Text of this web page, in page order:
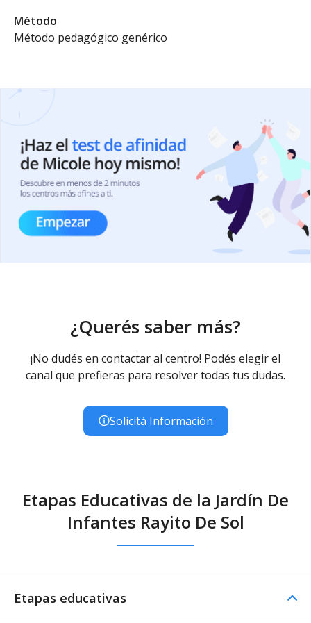
Método
Método pedagógico genérico
¿Querés saber más?
¡No dudés en contactar al centro! Podés elegir el
canal que prefieras para resolver todas tus dudas.
Solicitá Información
Etapas Educativas de la Jardín De
Infantes Rayito De Sol
Etapas educativas